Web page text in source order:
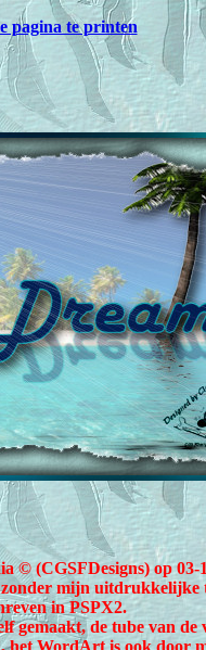
© (CGSFDesigns) op 03-
mijn uitdrukkelijke
in PSPX2.
gemaakt, de tube van de
het WordArt is ook door